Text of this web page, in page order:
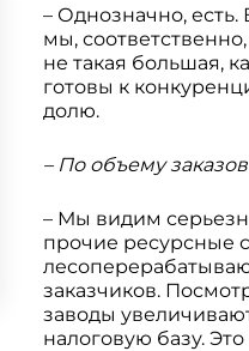
– Однозначно,
мы,
не такая большая,
готовы к
долю.
– По объему
– Мы видим
прочие ресурсные
заказчиков.
заводы
налоговую базу.